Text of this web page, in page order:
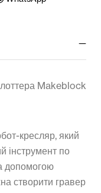
Makeblock
кресляр, який
інструмент по
допомогою
створити гравер